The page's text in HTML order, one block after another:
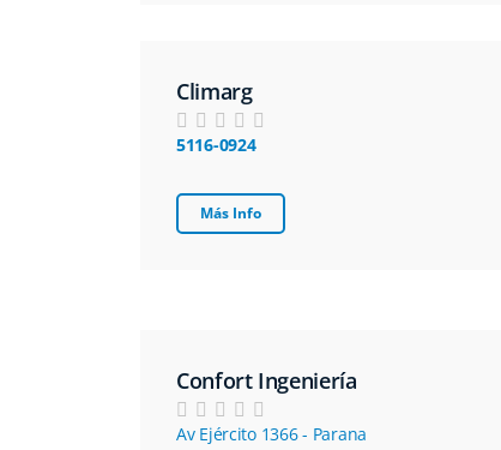
Climarg
5116-0924
Más Info
Confort Ingeniería
Av Ejército 1366 - Parana